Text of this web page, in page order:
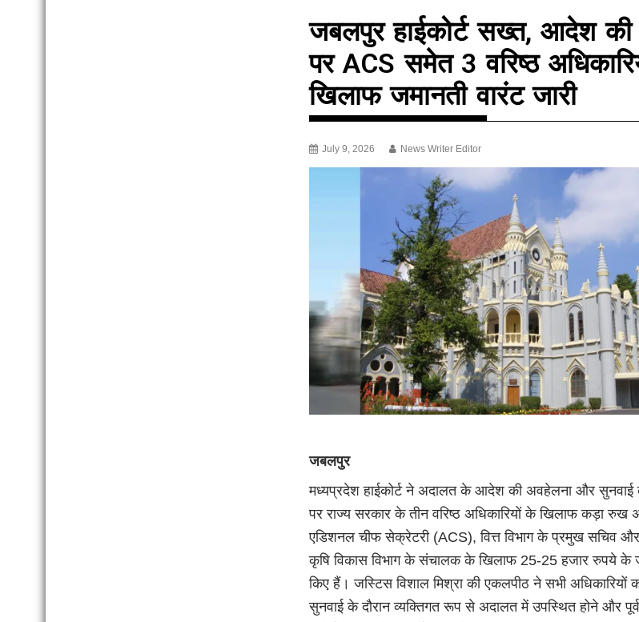
जबलपुर हाईकोर्ट सख्त, आदेश
पर ACS समेत 3 वरिष्ठ
खिलाफ जमानती वारंट जारी
July 9, 2026 News Writer Editor
जबलपुर
मध्यप्रदेश हाईकोर्ट ने अदालत के आदेश की अवहेलना और सुनवाई
पर राज्य सरकार के तीन वरिष्ठ अधिकारियों के खिलाफ कड़ा रुख
एडिशनल चीफ सेक्रेटरी (ACS), वित्त विभाग के प्रमुख सचिव
कृषि विकास विभाग के संचालक के खिलाफ 25-25 हजार रुपये के
किए हैं। जस्टिस विशाल मिश्रा की एकलपीठ ने सभी अधिकारियों
सुनवाई के दौरान व्यक्तिगत रूप से अदालत में उपस्थित होने और